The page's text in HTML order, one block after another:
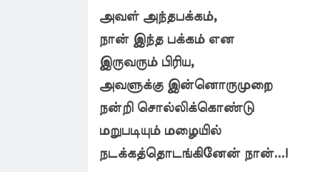
அவள் அந்தபக்கம்,
நான் இந்த பக்கம் என
இருவரும் பிரிய,
அவளுக்கு இன்னொருமுறை
நன்றி சொல்லிக்கொண்டு
மறுபடியும் மழையில்
நடக்கத்தொடங்கினேன் நான்...!